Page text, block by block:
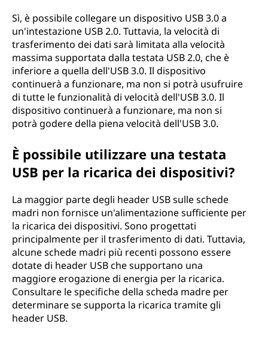
Sì, è possibile collegare un dispositivo USB 3.0 a
un'intestazione USB 2.0. Tuttavia, la velocità di
trasferimento dei dati sarà limitata alla velocità
massima supportata dalla testata USB 2.0, che è
inferiore a quella dell'USB 3.0. Il dispositivo
continuerà a funzionare, ma non si potrà usufruire
di tutte le funzionalità di velocità dell'USB 3.0. Il
dispositivo continuerà a funzionare, ma non si
potrà godere della piena velocità dell'USB 3.0.
È possibile utilizzare una testata
USB per la ricarica dei dispositivi?
La maggior parte degli header USB sulle schede
madri non fornisce un'alimentazione sufficiente per
la ricarica dei dispositivi. Sono progettati
principalmente per il trasferimento di dati. Tuttavia,
alcune schede madri più recenti possono essere
dotate di header USB che supportano una
maggiore erogazione di energia per la ricarica.
Consultare le specifiche della scheda madre per
determinare se supporta la ricarica tramite gli
header USB.